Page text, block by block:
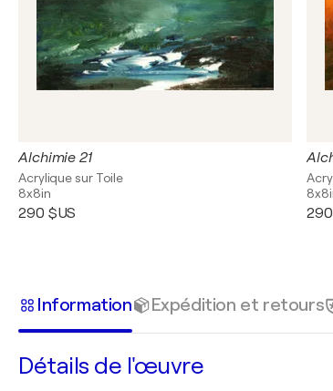
Alchimie 21
Acrylique sur Toile
8x8in
290 $US
Information Expédition et retours
Détails de l'œuvre